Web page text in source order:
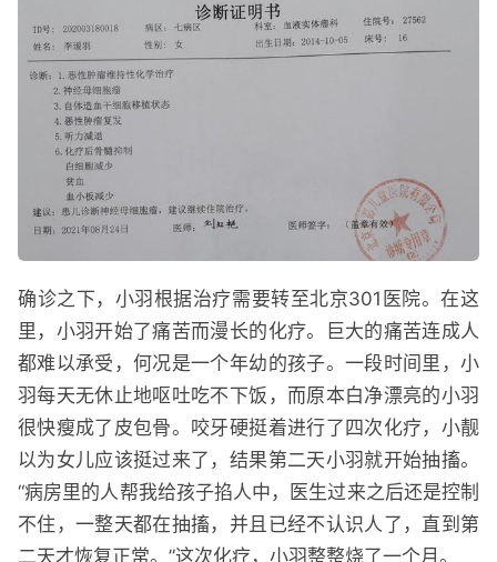
确诊之下，小羽根据治疗需要转至北京301医院。在这
里，小羽开始了痛苦而漫长的化疗。巨大的痛苦连成人
都难以承受，何况是一个年幼的孩子。一段时间里，小
羽每天无休止地呕吐吃不下饭，而原本白净漂亮的小羽
很快瘦成了皮包骨。咬牙硬挺着进行了四次化疗，小靓
以为女儿应该挺过来了，结果第二天小羽就开始抽搐。
“病房里的人帮我给孩子掐人中，医生过来之后还是控制
不住，一整天都在抽搐，并且已经不认识人了，直到第
二天才恢复正常。”这次化疗，小羽整整烧了一个月。